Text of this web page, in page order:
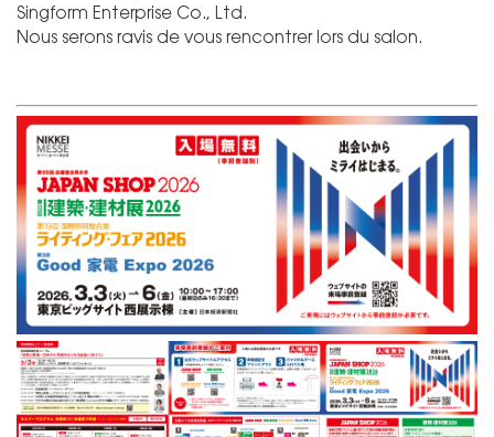
Singform Enterprise Co., Ltd.
Nous serons ravis de vous rencontrer lors du salon.